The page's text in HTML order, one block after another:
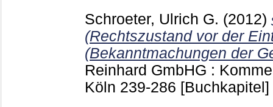
Schroeter, Ulrich G. (2012)
(Rechtszustand vor der
(Bekanntmachungen der
Reinhard GmbHG :
Köln 239-286 [Buchkapitel]